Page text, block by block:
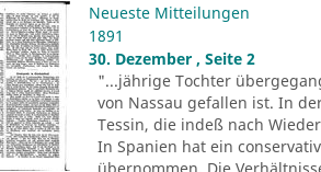
Neueste Mitteilungen
1891
30. Dezember , Seite 2
"...jährige Tochter
von Nassau gefallen ist. In
Tessin, die indeß nach
In Spanien hat ein